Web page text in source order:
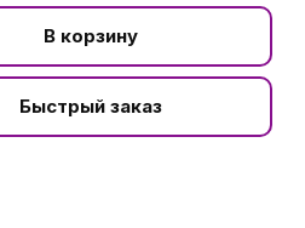
В корзину
Быстрый заказ